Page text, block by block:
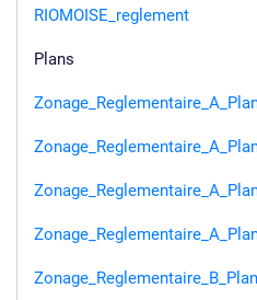
RIOMOISE_reglement
Plans